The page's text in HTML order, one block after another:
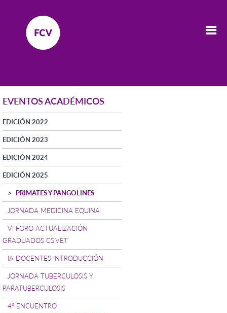
EVENTOS ACADÉMICOS
EDICIÓN 2022
EDICIÓN 2023
EDICIÓN 2024
EDICIÓN 2025
PRIMATES Y PANGOLINES
JORNADA MEDICINA EQUINA
VI FORO ACTUALIZACIÓN
GRADUADOS CS.VET
IA DOCENTES INTRODUCCIÓN
JORNADA TUBERCULOSIS Y
PARATUBERCULOSIS
4° ENCUENTRO